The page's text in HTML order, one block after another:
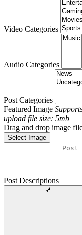
Video Categories
Audio Categories
Post Categories
Featured Image
upload file size: 5mb
Drag and drop image
Select Image
Post Descriptions